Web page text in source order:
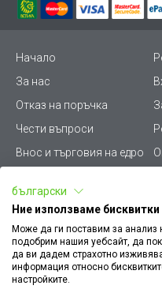
Начало
За нас
Отказ на поръчка
Чести въпроси
Внос и търговия на едро
Условия за ползване
Стани дистрибутор
Карта на сайта
Как да намеря документ
към поръчка
български
Ние използваме бисквитки
Може да ги поставим за анализ
подобрим нашия уебсайт, да
да ви дадем страхотно
информация относно
настройките.